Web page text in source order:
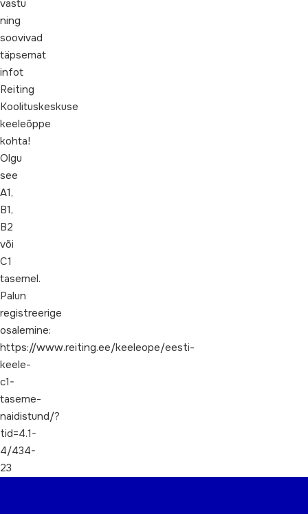
vastu
ning
soovivad
täpsemat
infot
Reiting
Koolituskeskuse
keeleõppe
kohta!
Olgu
see
A1,
B1,
B2
või
C1
tasemel.
Palun
registreerige
osalemine:
https://www.reiting.ee/keeleope/eesti-
keele-
c1-
taseme-
naidistund/?
tid=4.1-
4/434-
23